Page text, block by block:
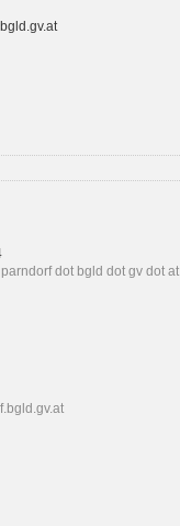
dot bgld dot gv dot at